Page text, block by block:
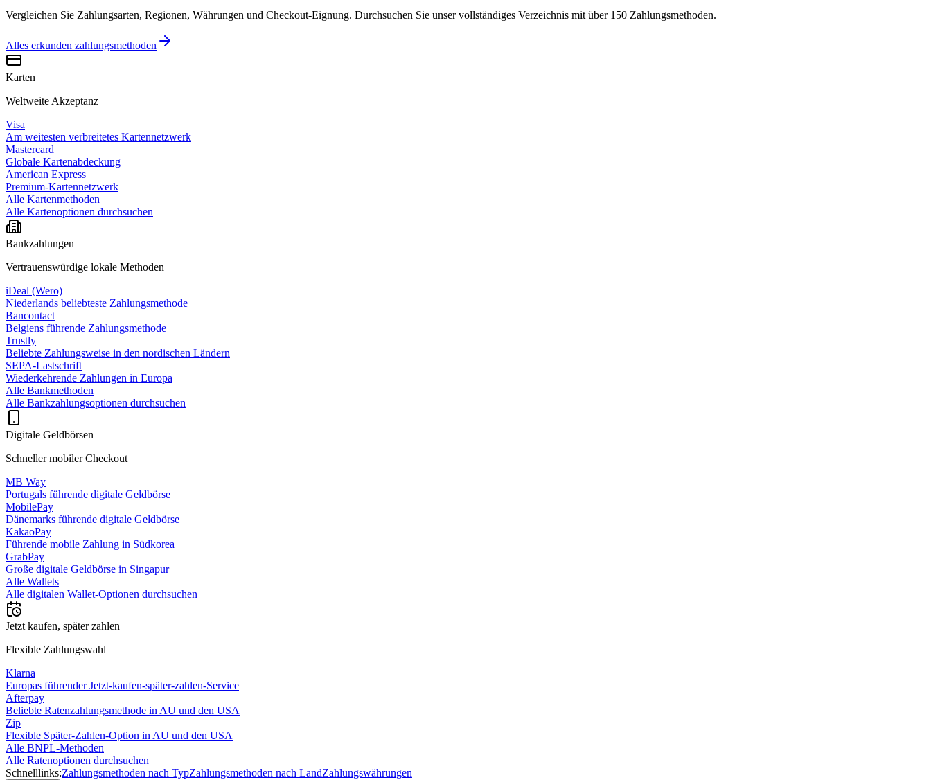
Vergleichen Sie Zahlungsarten, Regionen, Währungen und Checkout-Eignung. Durchsuchen Sie unser vollständiges Verzeichnis mit über 150 Zahlungsmethoden.
Alles erkunden zahlungsmethoden
Karten
Weltweite Akzeptanz
Visa
Am weitesten verbreitetes Kartennetzwerk
Mastercard
Globale Kartenabdeckung
American Express
Premium-Kartennetzwerk
Alle Kartenmethoden
Alle Kartenoptionen durchsuchen
Bankzahlungen
Vertrauenswürdige lokale Methoden
iDeal (Wero)
Niederlands beliebteste Zahlungsmethode
Bancontact
Belgiens führende Zahlungsmethode
Trustly
Beliebte Zahlungsweise in den nordischen Ländern
SEPA-Lastschrift
Wiederkehrende Zahlungen in Europa
Alle Bankmethoden
Alle Bankzahlungsoptionen durchsuchen
Digitale Geldbörsen
Schneller mobiler Checkout
MB Way
Portugals führende digitale Geldbörse
MobilePay
Dänemarks führende digitale Geldbörse
KakaoPay
Führende mobile Zahlung in Südkorea
GrabPay
Große digitale Geldbörse in Singapur
Alle Wallets
Alle digitalen Wallet-Optionen durchsuchen
Jetzt kaufen, später zahlen
Flexible Zahlungswahl
Klarna
Europas führender Jetzt-kaufen-später-zahlen-Service
Afterpay
Beliebte Ratenzahlungsmethode in AU und den USA
Zip
Flexible Später-Zahlen-Option in AU und den USA
Alle BNPL-Methoden
Alle Ratenoptionen durchsuchen
Schnelllinks:Zahlungsmethoden nach TypZahlungsmethoden nach LandZahlungswährungen